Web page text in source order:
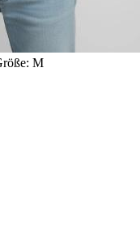
: M